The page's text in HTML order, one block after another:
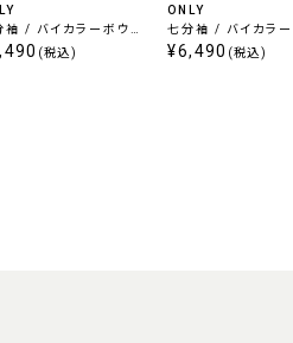
袖 / バイカラーボウタ
ラウス ホワイト
(税込)
ONLY
七分袖 / バイカラ
イ ブラウス ライト
¥6,490 (税込)